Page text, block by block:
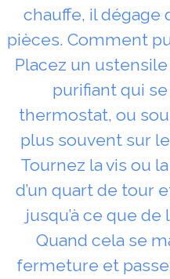
chauffe, il dégage
pièces. Comment
Placez un
purifiant qui
thermostat, ou
plus souvent sur
Tournez la vis ou
d’un quart de tour
jusqu’à ce que de
Quand cela se
fermeture et